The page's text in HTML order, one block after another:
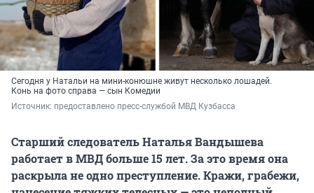
Сегодня у Натальи на мини-конюшне живут несколько лошадей.
Конь на фото справа — сын Комедии
Источник: предоставлено пресс-службой МВД Кузбасса
Старший следователь Наталья Вандышева
работает в МВД больше 15 лет. За это время она
раскрыла не одно преступление. Кражи, грабежи,